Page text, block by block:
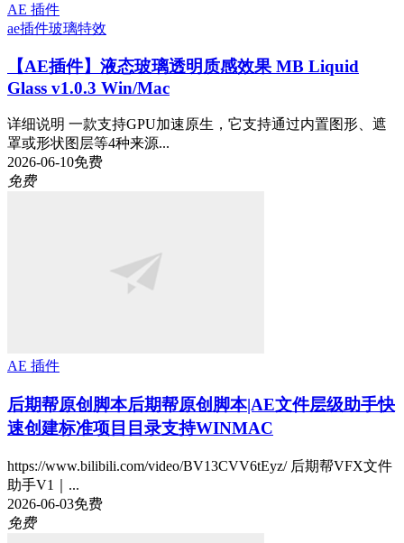
AE 插件
ae插件玻璃特效
【AE插件】液态玻璃透明质感效果 MB Liquid
Glass v1.0.3 Win/Mac
详细说明 一款支持GPU加速原生，它支持通过内置图形、遮
罩或形状图层等4种来源...
2026-06-10免费
免费
AE 插件
后期帮原创脚本后期帮原创脚本|AE文件层级助手快
速创建标准项目目录支持WINMAC
https://www.bilibili.com/video/BV13CVV6tEyz/ 后期帮VFX文件
助手V1｜...
2026-06-03免费
免费